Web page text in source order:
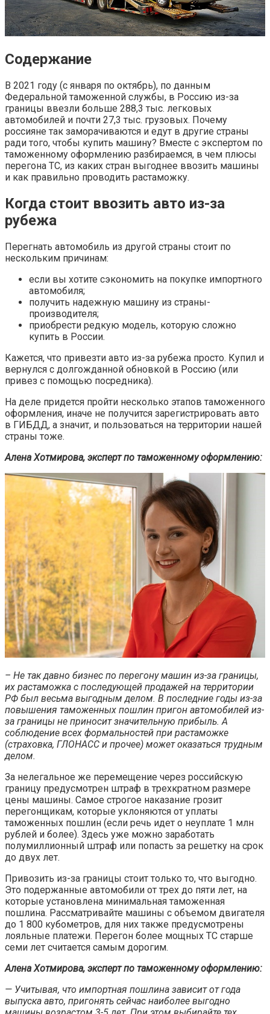
Содержание
В 2021 году (с января по октябрь), по данным
Федеральной таможенной службы, в Россию из-за
границы ввезли больше 288,3 тыс. легковых
автомобилей и почти 27,3 тыс. грузовых. Почему
россияне так заморачиваются и едут в другие страны
ради того, чтобы купить машину? Вместе с экспертом по
таможенному оформлению разбираемся, в чем плюсы
перегона ТС, из каких стран выгоднее ввозить машины
и как правильно проводить растаможку.
Когда стоит ввозить авто из-за
рубежа
Перегнать автомобиль из другой страны стоит по
нескольким причинам:
если вы хотите сэкономить на покупке импортного
автомобиля;
получить надежную машину из страны-
производителя;
приобрести редкую модель, которую сложно
купить в России.
Кажется, что привезти авто из-за рубежа просто. Купил и
вернулся с долгожданной обновкой в Россию (или
привез с помощью посредника).
На деле придется пройти несколько этапов таможенного
оформления, иначе не получится зарегистрировать авто
в ГИБДД, а значит, и пользоваться на территории нашей
страны тоже.
Алена Хотмирова, эксперт по таможенному оформлению:
– Не так давно бизнес по перегону машин из-за границы,
их растаможка с последующей продажей на территории
РФ был весьма выгодным делом. В последние годы из-за
повышения таможенных пошлин пригон автомобилей из-
за границы не приносит значительную прибыль. А
соблюдение всех формальностей при растаможке
(страховка, ГЛОНАСС и прочее) может оказаться трудным
делом.
За нелегальное же перемещение через российскую
границу предусмотрен штраф в трехкратном размере
цены машины. Самое строгое наказание грозит
перегонщикам, которые уклоняются от уплаты
таможенных пошлин (если речь идет о неуплате 1 млн
рублей и более). Здесь уже можно заработать
полумиллионный штраф или попасть за решетку на срок
до двух лет.
Привозить из-за границы стоит только то, что выгодно.
Это подержанные автомобили от трех до пяти лет, на
которые установлена минимальная таможенная
пошлина. Рассматривайте машины с объемом двигателя
до 1 800 кубометров, для них также предусмотрены
лояльные платежи. Перегон более мощных ТС старше
семи лет считается самым дорогим.
Алена Хотмирова, эксперт по таможенному оформлению:
— Учитывая, что импортная пошлина зависит от года
выпуска авто, пригонять сейчас наиболее выгодно